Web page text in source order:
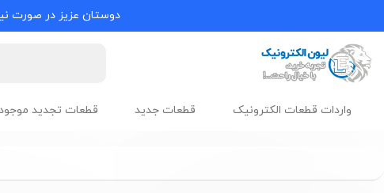
دوستان عزیز در صورت
واردات قطعات الکترونیک قطعات جدید قطعات تجدید